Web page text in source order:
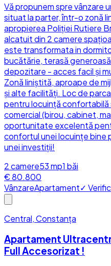
Vă propunem spre vânzare
situat la parter, într-o zonă
apropierea Poliției Rutiere
alcatuit din 2 camere
este transformata in
bucătărie, terasă
depozitare - acces facil și
Zonă liniștită, aproape de
și alte facilități. Loc de
pentru locuință confortabilă
comercial (birou, cabinet,
oportunitate excelentă
confortul unei locuințe bine
unei investiții!
2camere53mp1 băi
€ 80.800
VânzareApartament✓
Central, Constanța
Apartament
Full Accesorizat !